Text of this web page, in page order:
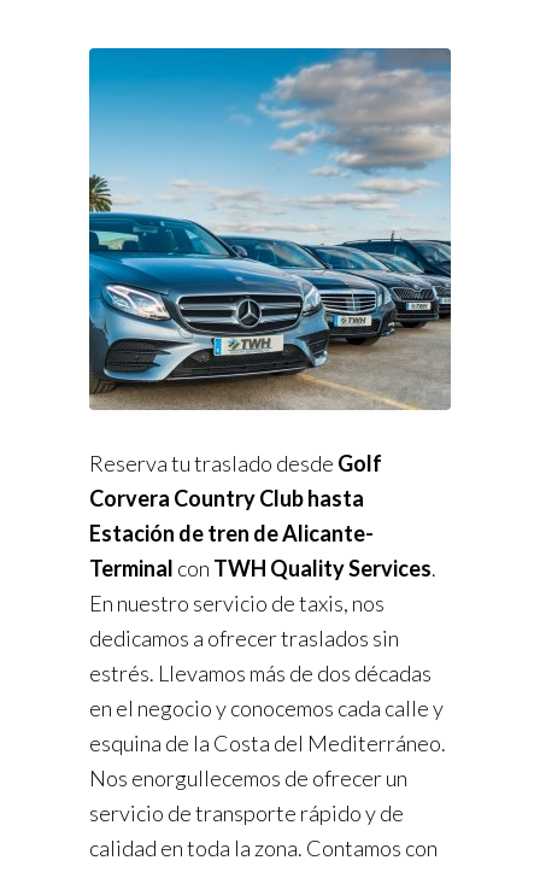
Reserva tu traslado desde Golf
Corvera Country Club hasta
Estación de tren de Alicante-
Terminal con TWH Quality Services.
En nuestro servicio de taxis, nos
dedicamos a ofrecer traslados sin
estrés. Llevamos más de dos décadas
en el negocio y conocemos cada calle y
esquina de la Costa del Mediterráneo.
Nos enorgullecemos de ofrecer un
servicio de transporte rápido y de
calidad en toda la zona. Contamos con